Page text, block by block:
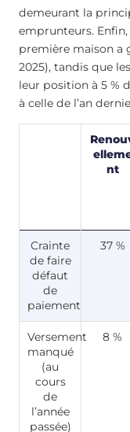
demeurant la
emprunteurs.
première maison a
2025), tandis que
leur position à 5 %
à celle de l’an
nt
Crainte
de faire
défaut
de
paiement
37 %
Versement
manqué
(au
cours
de
l’année
passée)
8 %